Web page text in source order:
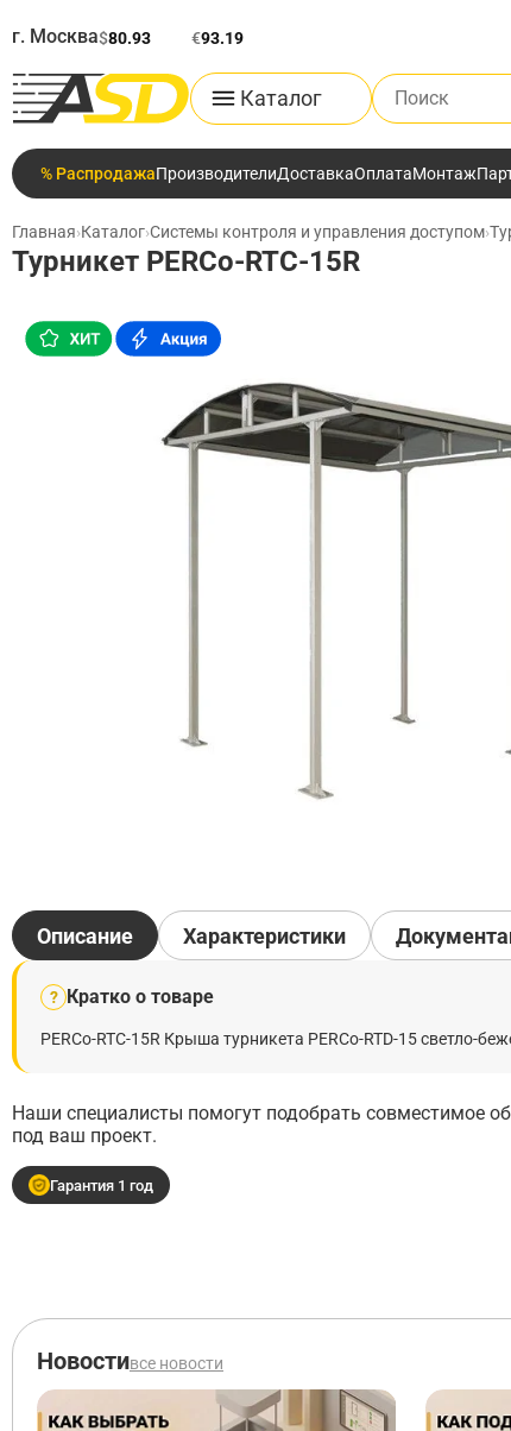
г. Москва$80.93 €93.19
Каталог
Поиск по
% РаспродажаПроизводителиДоставкаОплатаМонтаж
Главная›Каталог›Системы контроля и управления доступом›
Турникет PERCo-RTC-15R
Описание
? Кратко о товаре
PERCo-RTC-15R Крыша турникета PERCo-RTD-15 светло-
Наши специалисты помогут подобрать совместимое
под ваш проект.
Гарантия 1 год
Характеристики
Новостивсе новости